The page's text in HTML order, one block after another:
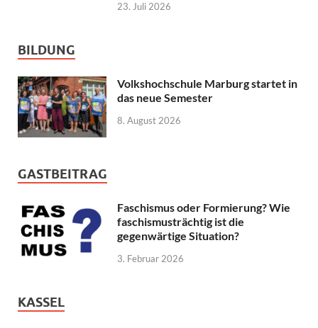
23. Juli 2026
BILDUNG
Volkshochschule Marburg startet in
das neue Semester
8. August 2026
GASTBEITRAG
Faschismus oder Formierung? Wie
faschismusträchtig ist die
gegenwärtige Situation?
3. Februar 2026
KASSEL